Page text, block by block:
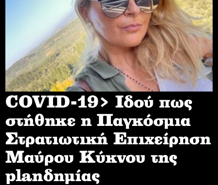
COVID-19> Iδού πως
στήθηκε η Παγκόσμια
Στρατιωτική Επιχείρηση
Mαύρου Κύκνου της
planδημίας